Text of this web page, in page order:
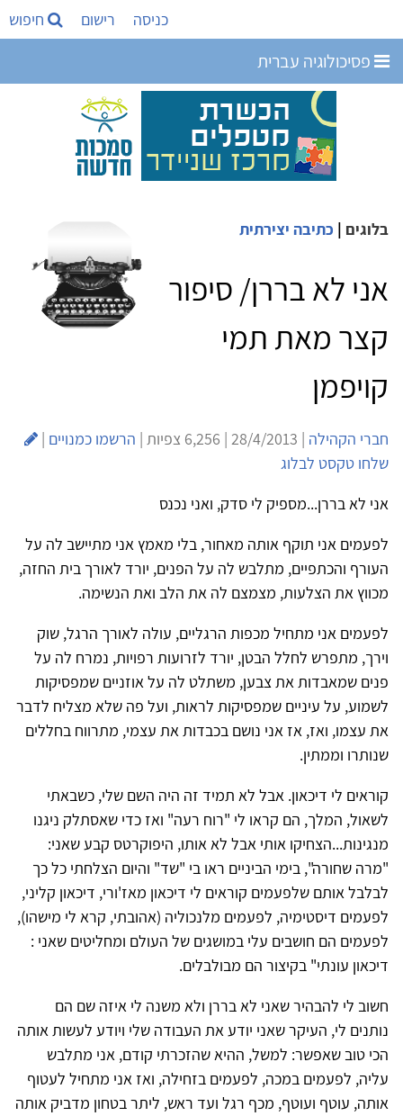
כניסה רישום חיפוש
פסיכולוגיה עברית
בלוגים | כתיבה יצירתית
אני לא בררן/ סיפור
קצר מאת תמי
קויפמן
חברי הקהילה | 28/4/2013 | 6,256 צפיות | הרשמו כמנויים |
שלחו טקסט לבלוג
אני לא בררן...מספיק לי סדק, ואני נכנס
לפעמים אני תוקף אותה מאחור, בלי מאמץ אני מתיישב לה על
העורף והכתפיים, מתלבש לה על הפנים, יורד לאורך בית החזה,
מכווץ את הצלעות, מצמצם לה את הלב ואת הנשימה.
לפעמים אני מתחיל מכפות הרגליים, עולה לאורך הרגל, שוק
וירך, מתפרש לחלל הבטן, יורד לזרועות רפויות, נמרח לה על
פנים שמאבדות את צבען, משתלט לה על אוזניים שמפסיקות
לשמוע, על עיניים שמפסיקות לראות, ועל פה שלא מצליח לדבר
את עצמו, ואז, אז אני נושם בכבדות את עצמי, מתרווח בחללים
שנותרו וממתין.
קוראים לי דיכאון. אבל לא תמיד זה היה השם שלי, כשבאתי
לשאול, המלך, הם קראו לי "רוח רעה" ואז כדי שאסתלק ניגנו
מנגינות...הצחיקו אותי אבל לא אותו, היפוקרטס קבע שאני:
"מרה שחורה", בימי הביניים ראו בי "שד" והיום הצלחתי כל כך
לבלבל אותם שלפעמים קוראים לי דיכאון מאז'ורי, דיכאון קליני,
לפעמים דיסטימיה, לפעמים מלנכוליה (אהובתי, קרא לי מישהו),
לפעמים הם חושבים עלי במושגים של העולם ומחליטים שאני :
דיכאון עונתי" בקיצור הם מבולבלים.
חשוב לי להבהיר שאני לא בררן ולא משנה לי איזה שם הם
נותנים לי, העיקר שאני יודע את העבודה שלי ויודע לעשות אותה
הכי טוב שאפשר: למשל, ההיא שהזכרתי קודם, אני מתלבש
עליה, לפעמים במכה, לפעמים בזחילה, ואז אני מתחיל לעטוף
אותה, עוטף ועוטף, מכף רגל ועד ראש, ליתר בטחון מדביק אותה